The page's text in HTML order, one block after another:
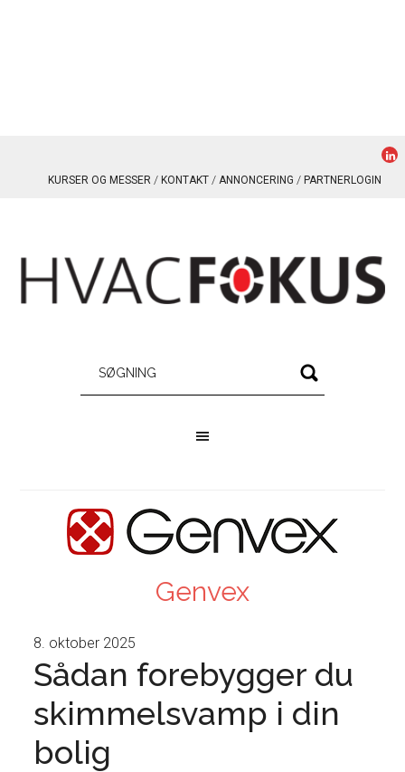
KURSER OG MESSER KONTAKT ANNONCERING PARTNERLOGIN
Genvex
8. oktober 2025
Sådan forebygger du
skimmelsvamp i din
bolig